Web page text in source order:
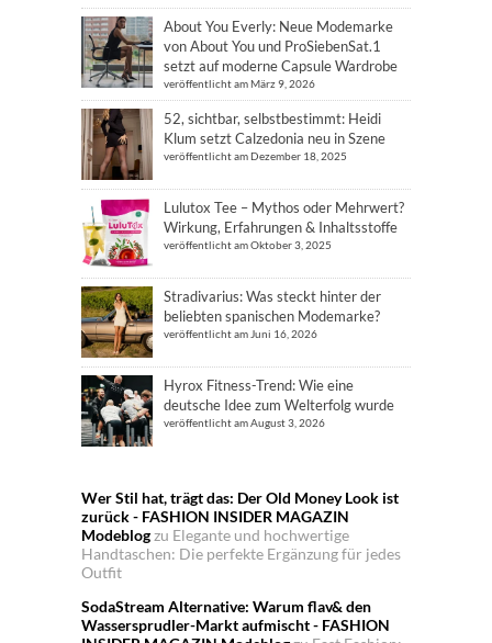
About You Everly: Neue Modemarke
von About You und ProSiebenSat.1
setzt auf moderne Capsule Wardrobe
veröffentlicht am März 9, 2026
52, sichtbar, selbstbestimmt: Heidi
Klum setzt Calzedonia neu in Szene
veröffentlicht am Dezember 18, 2025
Lulutox Tee – Mythos oder Mehrwert?
Wirkung, Erfahrungen & Inhaltsstoffe
veröffentlicht am Oktober 3, 2025
Stradivarius: Was steckt hinter der
beliebten spanischen Modemarke?
veröffentlicht am Juni 16, 2026
Hyrox Fitness-Trend: Wie eine
deutsche Idee zum Welterfolg wurde
veröffentlicht am August 3, 2026
Wer Stil hat, trägt das: Der Old Money Look ist
zurück - FASHION INSIDER MAGAZIN
Modeblogzu Elegante und hochwertige
Handtaschen: Die perfekte Ergänzung für jedes
Outfit
SodaStream Alternative: Warum flav& den
Wassersprudler-Markt aufmischt - FASHION